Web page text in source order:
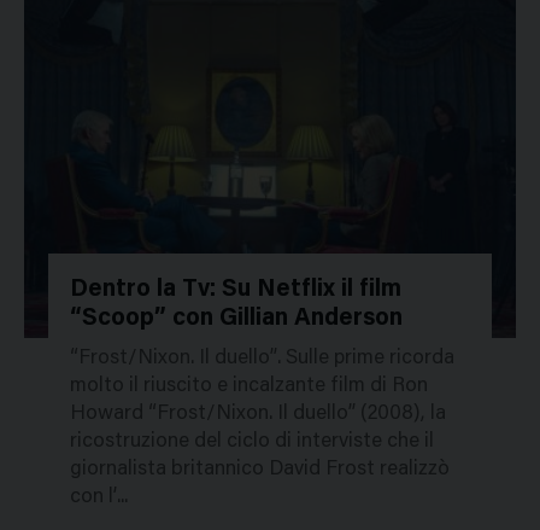
306562
Dentro la Tv: Su Netflix il film
“Scoop” con Gillian Anderson
“Frost/Nixon. Il duello”. Sulle prime ricorda
molto il riuscito e incalzante film di Ron
Howard “Frost/Nixon. Il duello” (2008), la
ricostruzione del ciclo di interviste che il
giornalista britannico David Frost realizzò
con l’...